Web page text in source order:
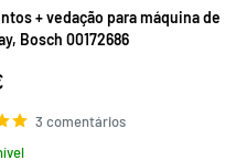
+ vedação para máquina de
Bosch 00172686
3 comentários